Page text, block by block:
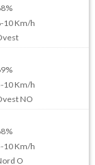
%
-10Km/h
%
-10Km/h
NO
%
-10Km/h
O